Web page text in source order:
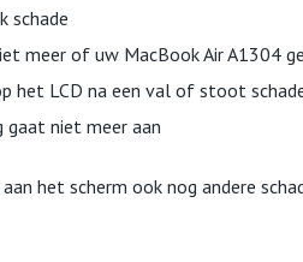
schade
meer of uw MacBook Air A1304
het LCD na een val of stoot
niet meer aan
het scherm ook nog andere